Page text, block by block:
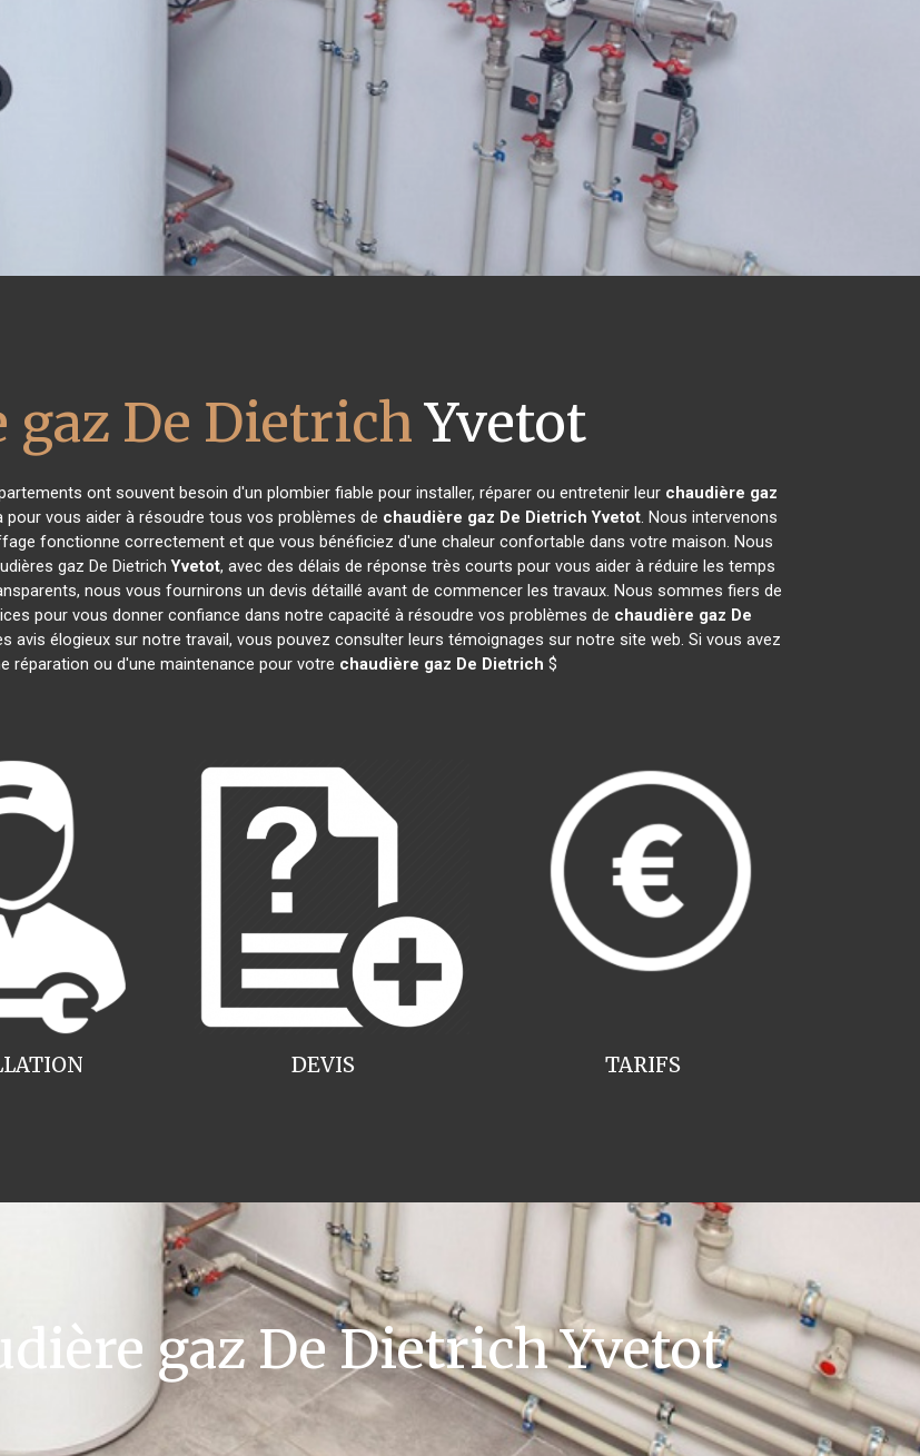
gaz De DietrichYvetot
ont souvent besoin d'un plombier fiable pour installer, réparer ou entretenir leur chaudière gaz
vous aider à résoudre tous vos problèmes de chaudière gaz De Dietrich Yvetot. Nous intervenons
fonctionne correctement et que vous bénéficiez d'une chaleur confortable dans votre maison. Nous
gaz De DietrichYvetot, avec des délais de réponse très courts pour vous aider à réduire les temps
nous vous fournirons un devis détaillé avant de commencer les travaux. Nous sommes fiers de
pour vous donner confiance dans notre capacité à résoudre vos problèmes de chaudière gaz De
avis élogieux sur notre travail, vous pouvez consulter leurs témoignages sur notre site web. Si vous avez
réparation ou d'une maintenance pour votre chaudière gaz De Dietrich $
TARIFS
DEVIS
gaz De Dietrich Yvetot